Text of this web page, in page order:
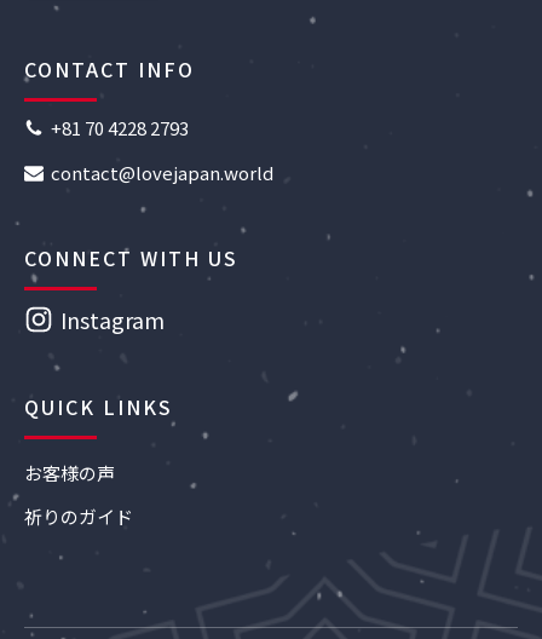
CONTACT INFO
+81 70 4228 2793
contact@lovejapan.world
CONNECT WITH US
Instagram
QUICK LINKS
お客様の声
祈りのガイド